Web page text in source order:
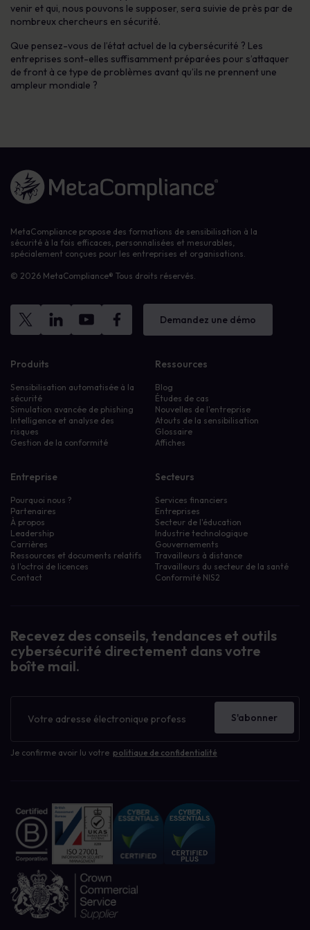
venir et qui, nous pouvons le supposer, sera suivie de près par de
nombreux chercheurs en sécurité.
Que pensez-vous de l’état actuel de la cybersécurité ? Les
entreprises sont-elles suffisamment préparées pour s’attaquer
de front à ce type de problèmes avant qu’ils ne prennent une
ampleur mondiale ?
Lien vers la page d'accueil
MetaCompliance propose des formations de sensibilisation à la
sécurité à la fois efficaces, personnalisées et mesurables,
spécialement conçues pour les entreprises et organisations.
© 2026 MetaCompliance® Tous droits réservés.
Demandez une démo
Produits
Sensibilisation automatisée à la
sécurité
Simulation avancée de phishing
Intelligence et analyse des
risques
Gestion de la conformité
Ressources
Blog
Études de cas
Nouvelles de l'entreprise
Atouts de la sensibilisation
Glossaire
Affiches
Entreprise
Pourquoi nous ?
Partenaires
À propos
Leadership
Carrières
Ressources et documents relatifs
à l'octroi de licences
Contact
Secteurs
Services financiers
Entreprises
Secteur de l'éducation
Industrie technologique
Gouvernements
Travailleurs à distance
Travailleurs du secteur de la santé
Conformité NIS2
Recevez des conseils, tendances et outils
cybersécurité directement dans votre
boîte mail.
d'information
Je confirme avoir lu votre politique de confidentialité
S'abonner